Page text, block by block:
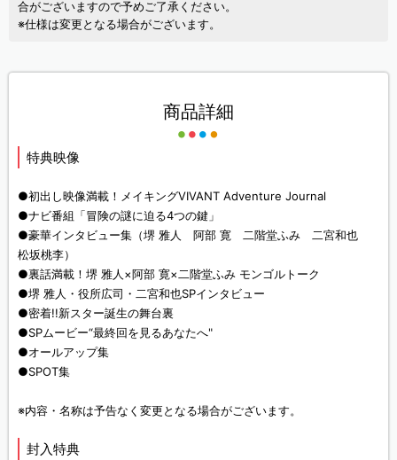
合がございますので予めご了承ください。
※仕様は変更となる場合がございます。
商品詳細
特典映像
●初出し映像満載！メイキングVIVANT Adventure Journal
●ナビ番組「冒険の謎に迫る4つの鍵」
●豪華インタビュー集（堺 雅人 阿部 寛 二階堂ふみ 二宮和也
松坂桃李）
●裏話満載！堺 雅人×阿部 寛×二階堂ふみ モンゴルトーク
●堺 雅人・役所広司・二宮和也SPインタビュー
●密着!!新スター誕生の舞台裏
●SPムービー“最終回を見るあなたへ"
●オールアップ集
●SPOT集
※内容・名称は予告なく変更となる場合がございます。
封入特典